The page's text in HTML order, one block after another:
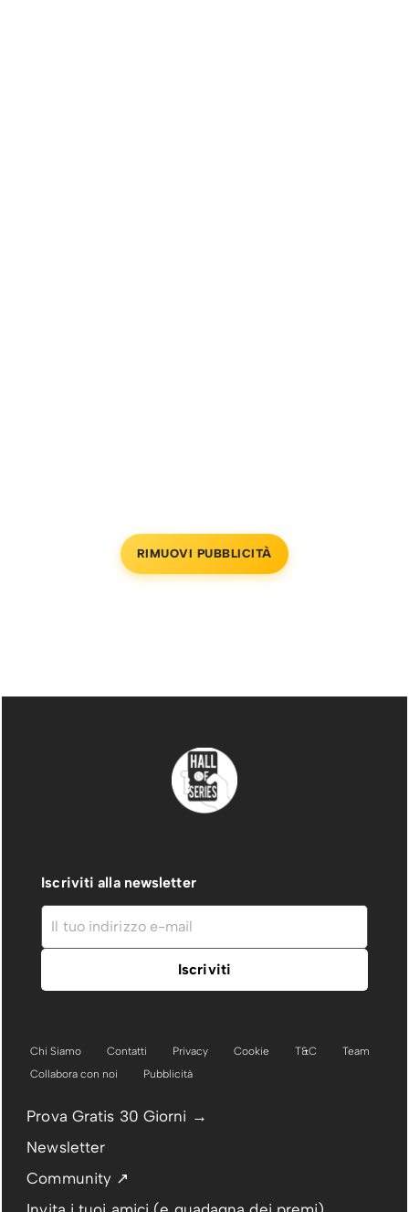
RIMUOVI PUBBLICITÀ
Iscriviti alla newsletter
Chi Siamo Contatti Privacy Cookie T&C
Team
Collabora con noi
Pubblicità
Prova Gratis 30 Giorni →
Newsletter
Community ↗